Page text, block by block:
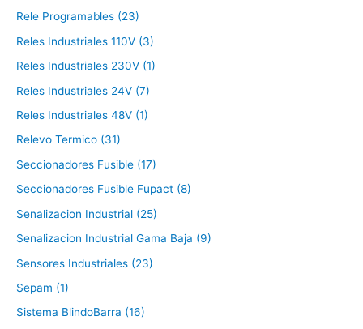
Rele Programables (23)
Reles Industriales 110V (3)
Reles Industriales 230V (1)
Reles Industriales 24V (7)
Reles Industriales 48V (1)
Relevo Termico (31)
Seccionadores Fusible (17)
Seccionadores Fusible Fupact (8)
Senalizacion Industrial (25)
Senalizacion Industrial Gama Baja (9)
Sensores Industriales (23)
Sepam (1)
Sistema BlindoBarra (16)